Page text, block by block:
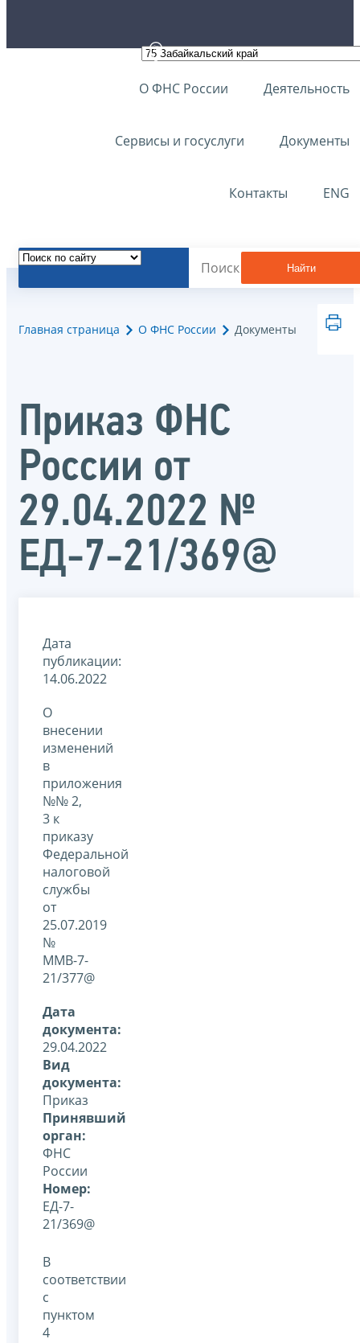
О ФНС России Деятельность
Сервисы и госуслуги Документы
Контакты ENG
Найти
Главная страница О ФНС России Документы
Приказ ФНС
России от
29.04.2022 №
ЕД-7-21/369@
Дата
публикации:
14.06.2022
О
внесении
изменений
в
приложения
№№ 2,
3 к
приказу
Федеральной
налоговой
службы
от
25.07.2019
№
ММВ-7-
21/377@
Дата
документа:
29.04.2022
Вид
документа:
Приказ
Принявший
орган:
ФНС
России
Номер:
ЕД-7-
21/369@
В
соответствии
с
пунктом
4